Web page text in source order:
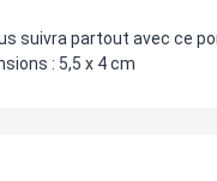
suivra partout avec ce
: 5,5 x 4 cm